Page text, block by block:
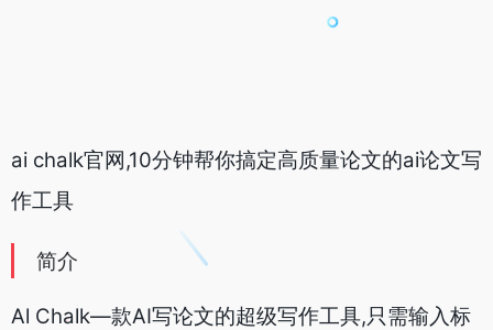
ai chalk官网,10分钟帮你搞定高质量论文的ai论文写
作工具
简介
Al Chalk—款AI写论文的超级写作工具,只需输入标